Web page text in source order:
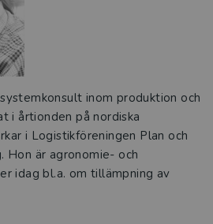
inom produktion och
i årtionden på nordiska
i Logistikföreningen Plan och
är agronomie- och
idag bl.a. om tillämpning av